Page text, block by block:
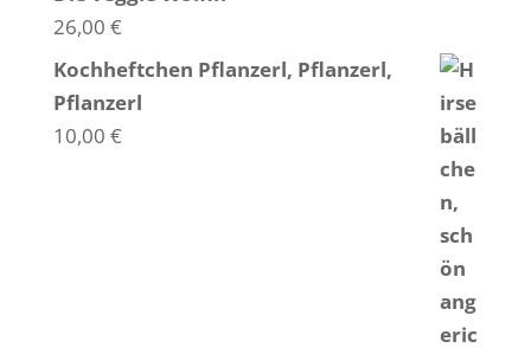
26,00 €
Kochheftchen Pflanzerl, Pflanzerl,
Pflanzerl
10,00 €